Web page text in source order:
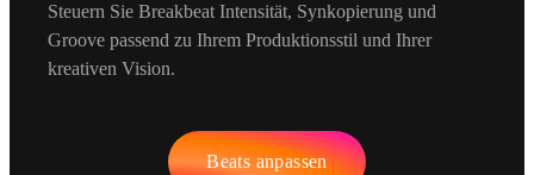
Steuern Sie Breakbeat Intensität, Synkopierung und
Groove passend zu Ihrem Produktionsstil und Ihrer
kreativen Vision.
Beats anpassen